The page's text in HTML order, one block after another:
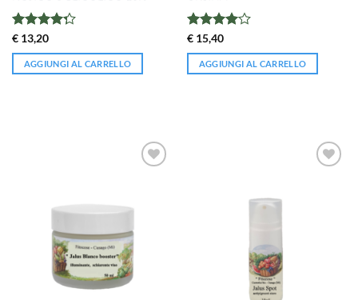
Valutato
4.3su 5
€13,20
AGGIUNGI AL CARRELLO
Valutato
4su 5
€15,40
AGGIUNGI AL CARRELLO